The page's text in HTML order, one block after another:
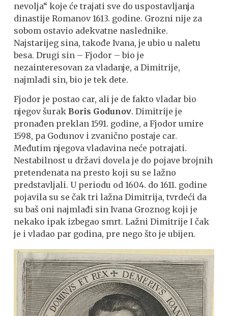
nevolja“ koje će trajati sve do uspostavljanja
dinastije Romanov 1613. godine. Grozni nije za
sobom ostavio adekvatne naslednike.
Najstarijeg sina, takođe Ivana, je ubio u naletu
besa. Drugi sin – Fjodor – bio je
nezainteresovan za vladanje, a Dimitrije,
najmlađi sin, bio je tek dete.
Fjodor je postao car, ali je de fakto vladar bio
njegov šurakBoris Godunov. Dimitrije je
pronađen preklan 1591. godine, a Fjodor umire
1598, pa Godunov i zvanično postaje car.
Međutim njegova vladavina neće potrajati.
Nestabilnost u državi dovela je do pojave brojnih
pretendenata na presto koji su se lažno
predstavljali. U periodu od 1604. do 1611. godine
pojavila su se čak tri lažna Dimitrija, tvrdeći da
su baš oni najmlađi sin Ivana Groznog koji je
nekako ipak izbegao smrt. Lažni Dimitrije I čak
je i vladao par godina, pre nego što je ubijen.